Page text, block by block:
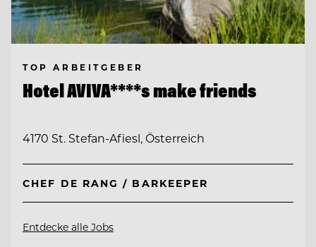
TOP ARBEITGEBER
Hotel AVIVA****s make friends
4170 St. Stefan-Afiesl, Österreich
CHEF DE RANG / BARKEEPER
Entdecke alle Jobs